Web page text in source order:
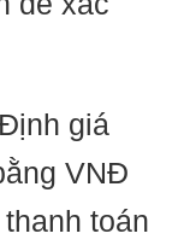
giá
VNĐ
toán